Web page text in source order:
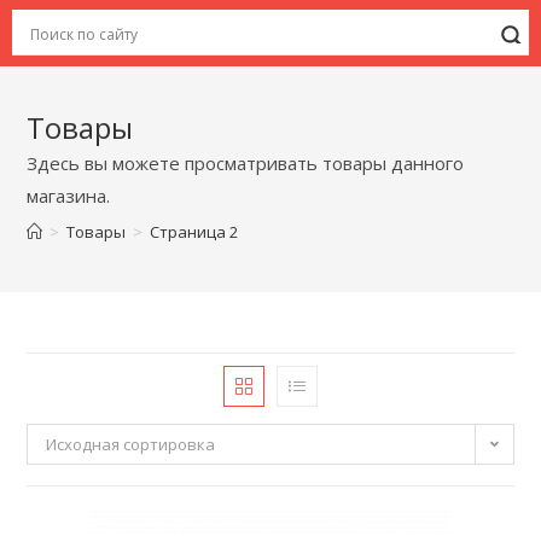
Товары
Здесь вы можете просматривать товары данного
магазина.
> Товары > Страница 2
Исходная сортировка